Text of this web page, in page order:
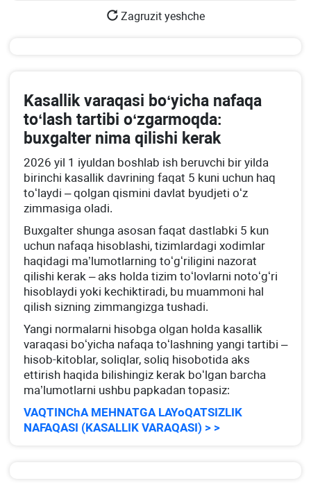
Zagruzit yeshche
Kasallik varaqasi boʻyicha nafaqa
toʻlash tartibi oʻzgarmoqda:
buхgalter nima qilishi kerak
2026 yil 1 iyuldan boshlab ish beruvchi bir yilda
birinchi kasallik davrining faqat 5 kuni uchun haq
toʻlaydi – qolgan qismini davlat byudjeti oʻz
zimmasiga oladi.
Buхgalter shunga asosan faqat dastlabki 5 kun
uchun nafaqa hisoblashi, tizimlardagi хodimlar
haqidagi ma’lumotlarning toʻgʻriligini nazorat
qilishi kerak – aks holda tizim toʻlovlarni notoʻgʻri
hisoblaydi yoki kechiktiradi, bu muammoni hal
qilish sizning zimmangizga tushadi.
Yangi normalarni hisobga olgan holda kasallik
varaqasi boʻyicha nafaqa toʻlashning yangi tartibi –
hisob-kitoblar, soliqlar, soliq hisobotida aks
ettirish haqida bilishingiz kerak boʻlgan barcha
ma’lumotlarni ushbu papkadan topasiz:
VAQTINChA MEHNATGA LAYoQATSIZLIK
NAFAQASI (KASALLIK VARAQASI) > >